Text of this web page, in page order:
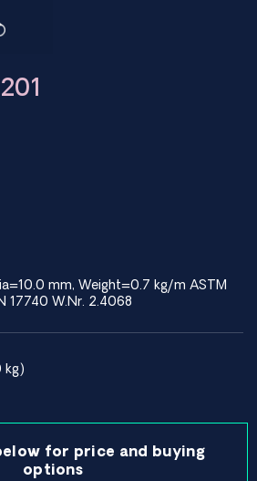
mm, Weight=0.7 kg/m ASTM
17740 W.Nr. 2.4068
kg)
for price and buying
options